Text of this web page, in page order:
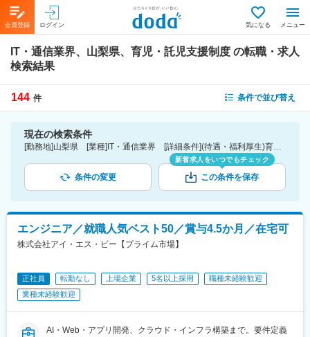
会員登録 ログイン 気になる メニュー
IT・通信業界、山梨県、育児・託児支援制度 の転職・求人
検索結果
144 件 条件で並び替え
現在の検索条件
[勤務地]山梨県 [業種]IT・通信業界 [詳細条件](待遇・福利厚生)育児・託児支援制度
条件の変更
新着求人をいつでもチェック
この条件を保存
エンジニア／就職人気ベスト50／賞与4.5か月／在宅可
株式会社アイ・エス・ビー【プライム市場】
正社員 転勤なし 上場企業 5名以上採用
職種未経験歓迎
業種未経験歓迎
AI・Web・アプリ開発、クラウド・インフラ構築まで。要件定義